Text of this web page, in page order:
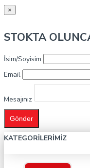
×
STOKTA
İsim/Soyisim
Email
Mesajınız
Gönder
KATEGORILERIMIZ